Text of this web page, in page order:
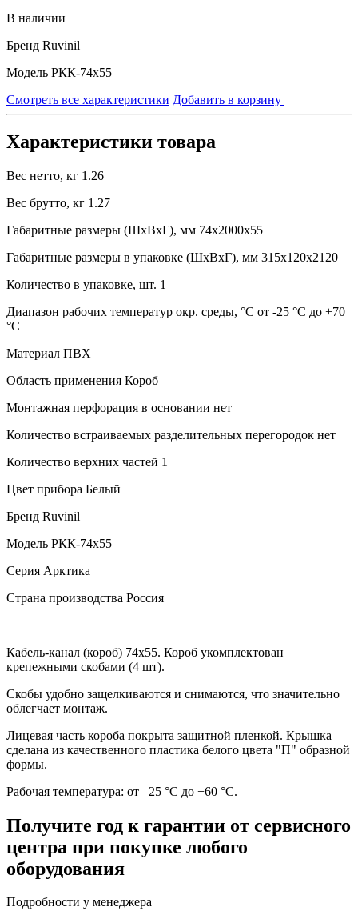
В наличии
Бренд Ruvinil
Модель РКК-74х55
Смотреть все характеристики Добавить в корзину
Характеристики товара
Вес нетто, кг 1.26
Вес брутто, кг 1.27
Габаритные размеры (ШxВxГ), мм 74x2000x55
Габаритные размеры в упаковке (ШxВxГ), мм 315x120x2120
Количество в упаковке, шт. 1
Диапазон рабочих температур окр. среды, °C от -25 °С до +70
°С
Материал ПВХ
Область применения Короб
Монтажная перфорация в основании нет
Количество встраиваемых разделительных перегородок нет
Количество верхних частей 1
Цвет прибора Белый
Бренд Ruvinil
Модель РКК-74х55
Серия Арктика
Страна производства Россия
Кабель-канал (короб) 74х55. Короб укомплектован
крепежными скобами (4 шт).
Скобы удобно защелкиваются и снимаются, что значительно
облегчает монтаж.
Лицевая часть короба покрыта защитной пленкой. Крышка
сделана из качественного пластика белого цвета "П" образной
формы.
Рабочая температура: от –25 °С до +60 °С.
Получите год к гарантии от сервисного
центра при покупке любого
оборудования
Подробности у менеджера